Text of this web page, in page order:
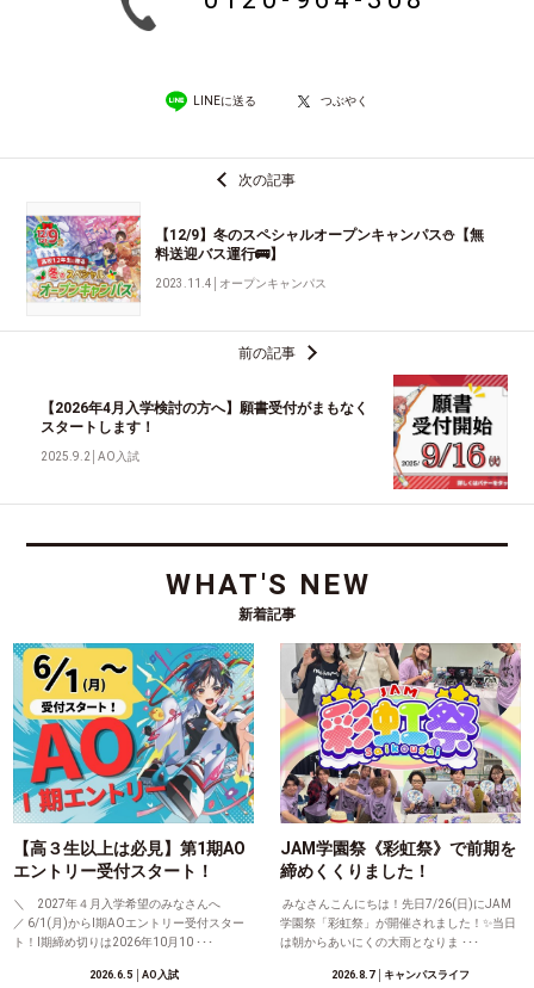
LINEに送る つぶやく
次の記事
【12/9】冬のスペシャルオープンキャンパス⛄【無
料送迎バス運行🚌】
2023.11.4 オープンキャンパス
前の記事
【2026年4月入学検討の方へ】願書受付がまもなく
スタートします！
2025.9.2 │AO入試
WHAT'S NEW
新着記事
【高３生以上は必見】第1期AO
エントリー受付スタート！
＼ 2027年４月入学希望のみなさんへ
／ 6/1(月)からⅠ期AOエントリー受付スター
ト！Ⅰ期締め切りは2026年10月10 ･･･
2026.6.5│AO入試
JAM学園祭《彩虹祭》で前期を
締めくくりました！
みなさんこんにちは！先日7/26(日)にJAM
学園祭「彩虹祭」が開催されました！✨当日
は朝からあいにくの大雨となりま ･･･
2026.8.7│キャンパスライフ